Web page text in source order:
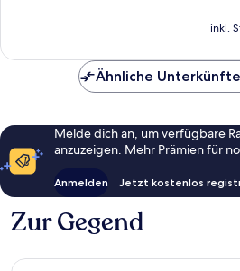
inkl.
Ähnliche
Melde dich an, um verfügbare
anzuzeigen. Mehr Prämien für
Anmelden Jetzt kostenlos
Zur Gegend